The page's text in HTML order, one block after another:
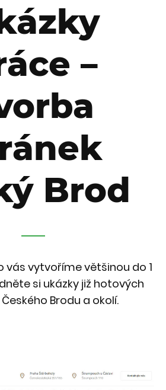
–
Brod
vás vytvoříme většinou do 1
si ukázky již hotových
Brodu a okolí.